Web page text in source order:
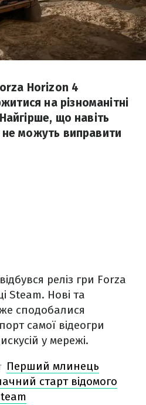
Horizon 4
на різноманітні
що навіть
не можуть виправити
реліз гри Forza
Steam. Нові та
сподобалися
самої відеогри
у мережі.
Перший млинець
старт відомого